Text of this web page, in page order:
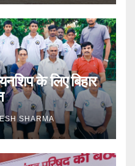
के लिए बिहार
SHARMA